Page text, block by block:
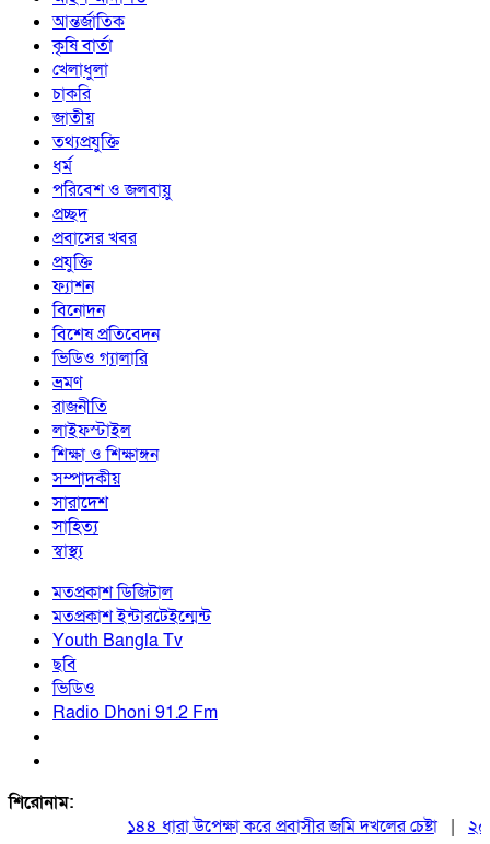
আন্তর্জাতিক
কৃষি বার্তা
খেলাধুলা
চাকরি
জাতীয়
তথ্যপ্রযুক্তি
ধর্ম
পরিবেশ ও জলবায়ু
প্রচ্ছদ
প্রবাসের খবর
প্রযুক্তি
ফ্যাশন
বিনোদন
বিশেষ প্রতিবেদন
ভিডিও গ্যালারি
ভ্রমণ
রাজনীতি
লাইফস্টাইল
শিক্ষা ও শিক্ষাঙ্গন
সম্পাদকীয়
সারাদেশ
সাহিত্য
স্বাস্থ্য
মতপ্রকাশ ডিজিটাল
মতপ্রকাশ ইন্টারটেইন্মেন্ট
Youth Bangla Tv
ছবি
ভিডিও
Radio Dhoni 91.2 Fm
শিরোনাম:
১৪৪ ধারা উপেক্ষা করে প্রবাসীর জমি দখলের চেষ্টা| ২০